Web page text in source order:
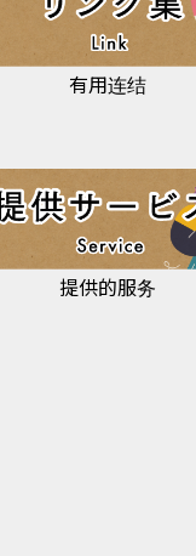
有用连结
提供的服务